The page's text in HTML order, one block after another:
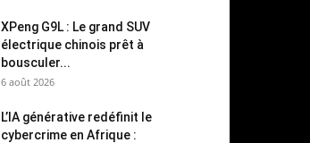
XPeng G9L : Le grand SUV
électrique chinois prêt à
bousculer...
6 août 2026
L’IA générative redéfinit le
cybercrime en Afrique :